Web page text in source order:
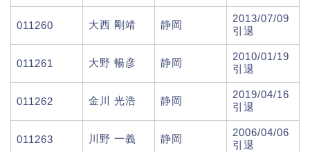
011260 大西 剛靖 静岡
2013/07/09
引退
011261 大野 暢彦 静岡
2010/01/19
引退
011262 金川 光浩 静岡
2019/04/16
引退
011263 川野 一義 静岡
2006/04/06
引退